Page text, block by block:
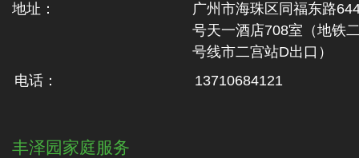
地址：
广州市海珠区同福东路
号天一酒店708室（地铁‬
号线市二‬宫站D出口）
电话：
13710684121
丰泽园家庭服务